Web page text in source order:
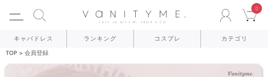
0
キャバドレス ランキング コスプレ カテゴリ
TOP 会員登録